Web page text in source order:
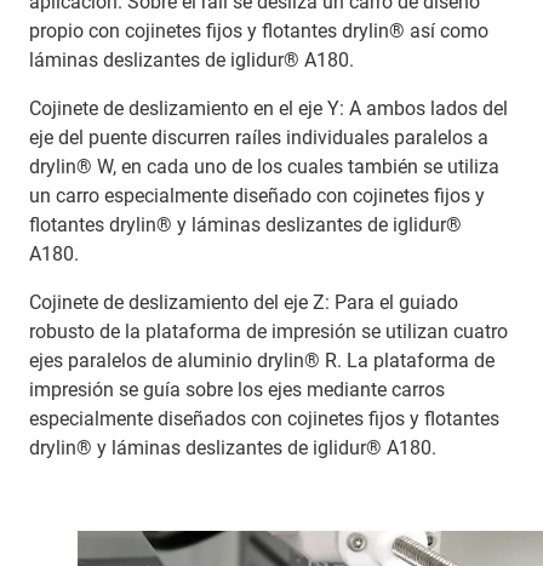
propio con cojinetes fijos y flotantes drylin® así como
láminas deslizantes de iglidur® A180.
Cojinete de deslizamiento en el eje Y: A ambos lados del
eje del puente discurren raíles individuales paralelos a
drylin® W, en cada uno de los cuales también se utiliza
un carro especialmente diseñado con cojinetes fijos y
flotantes drylin® y láminas deslizantes de iglidur®
A180.
Cojinete de deslizamiento del eje Z: Para el guiado
robusto de la plataforma de impresión se utilizan cuatro
ejes paralelos de aluminio drylin® R. La plataforma de
impresión se guía sobre los ejes mediante carros
especialmente diseñados con cojinetes fijos y flotantes
drylin® y láminas deslizantes de iglidur® A180.